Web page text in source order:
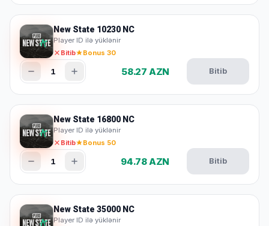
New State 10230 NC
Player ID ilə yüklənir
Bitib
Bonus 30
1 58.27 AZN Bitib
New State 16800 NC
Player ID ilə yüklənir
Bitib
Bonus 50
1 94.78 AZN Bitib
New State 35000 NC
Player ID ilə yüklənir